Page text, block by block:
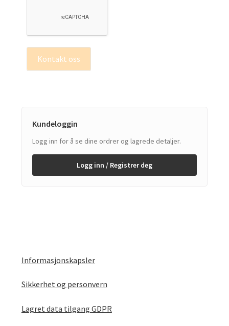
Kontakt oss
Kundeloggin
Logg inn for å se dine ordrer og lagrede detaljer.
Logg inn / Registrer deg
Informasjonskapsler
Sikkerhet og personvern
Lagret data tilgang GDPR